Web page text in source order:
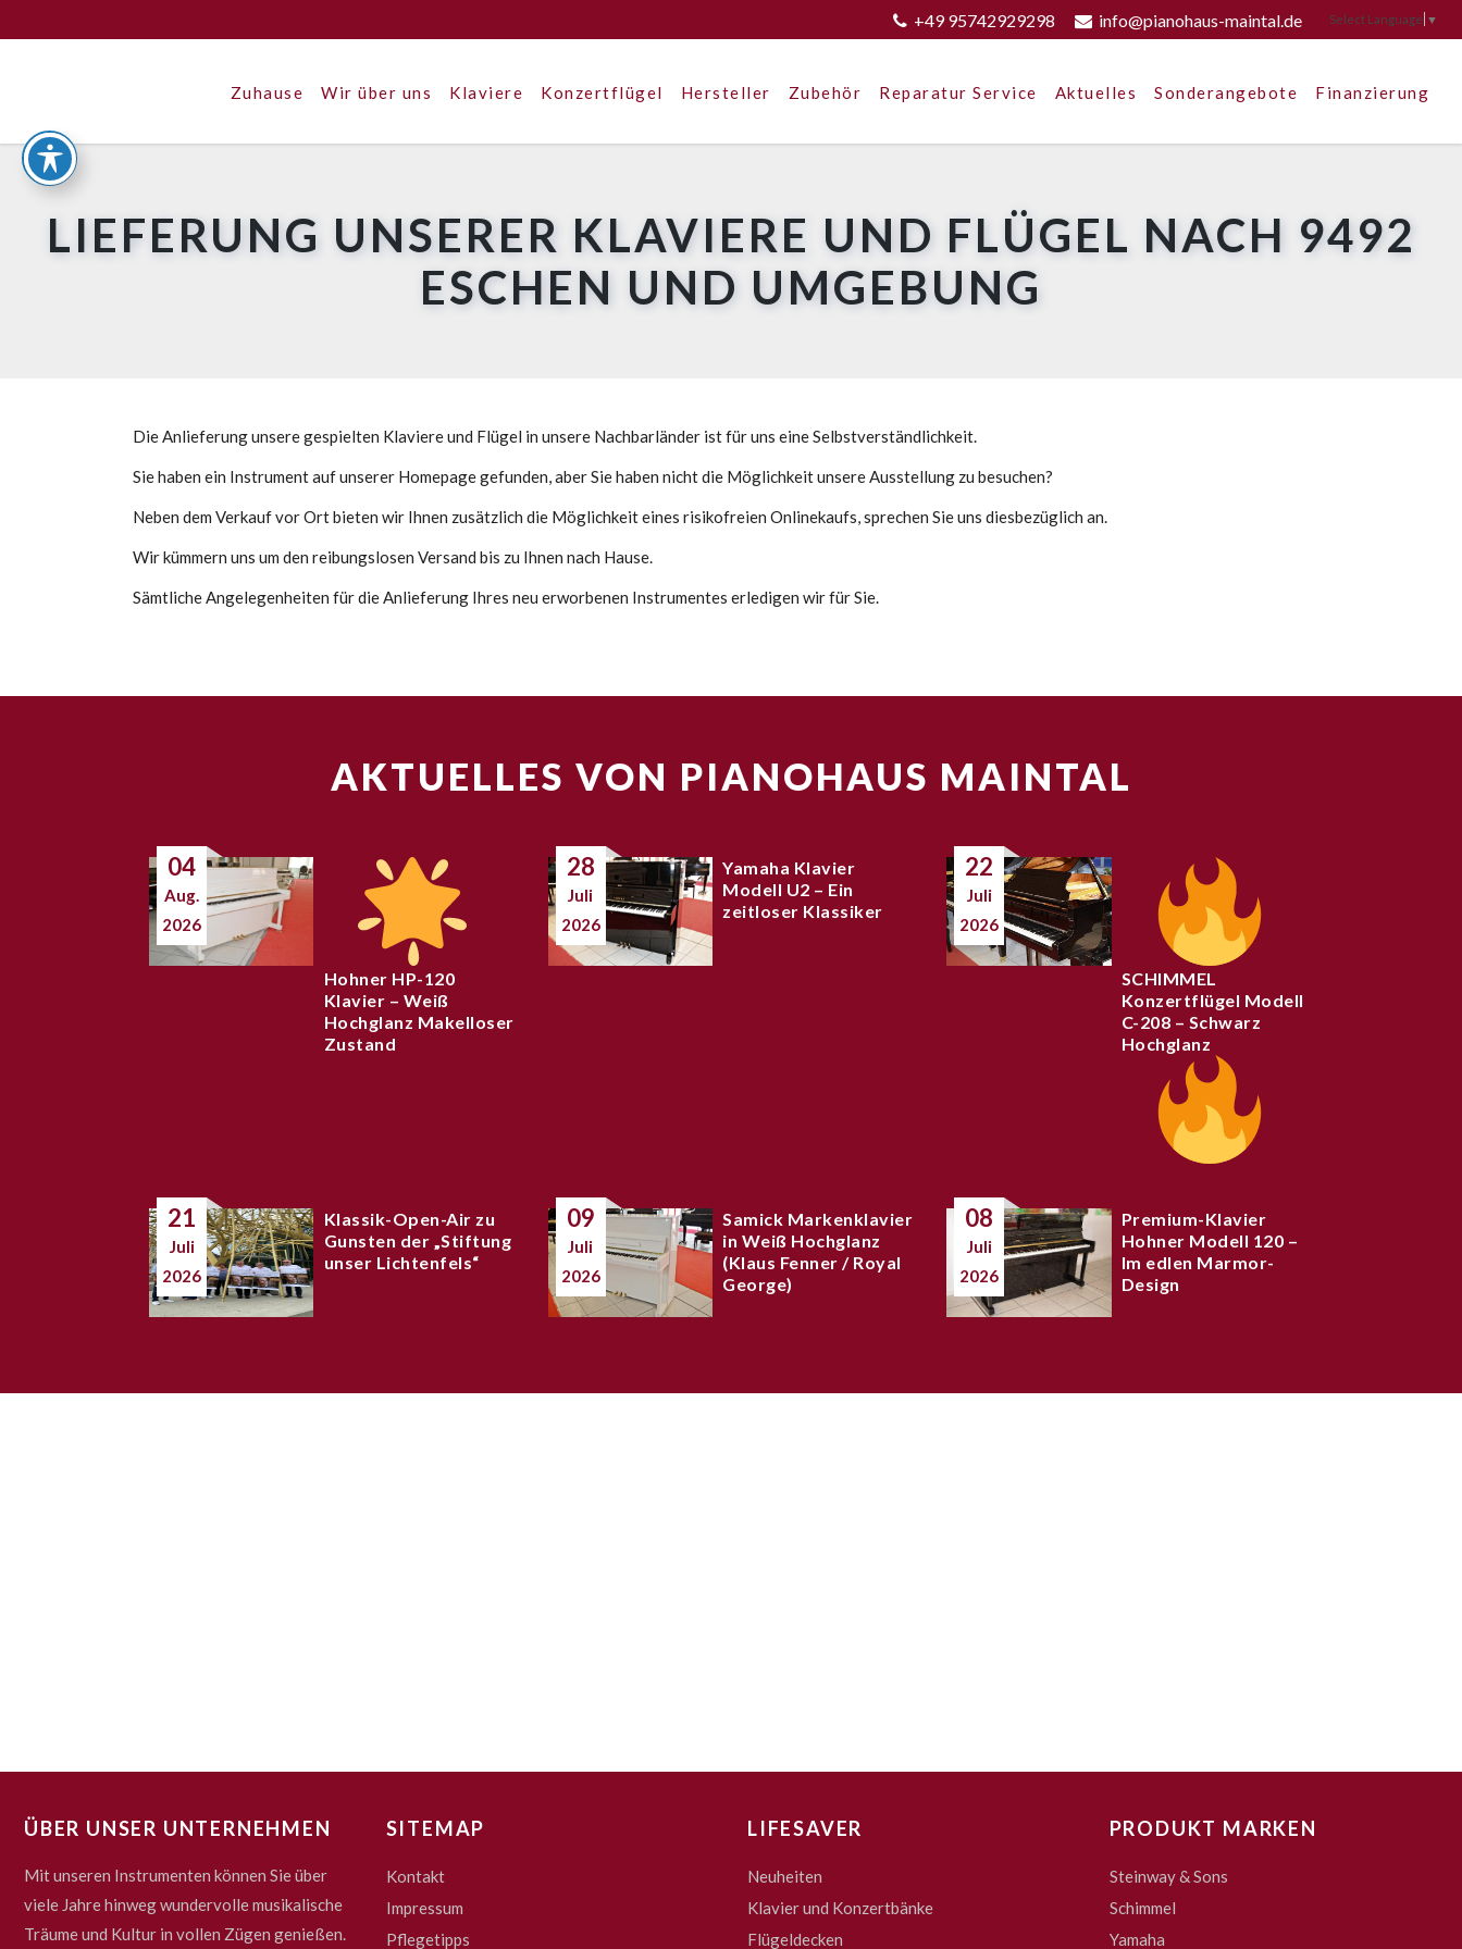
+49 95742929298 info@pianohaus-maintal.de Select Language ▼
Zuhause Wir über uns Klaviere Konzertflügel Hersteller Zubehör Reparatur Service Aktuelles Sonderangebote Finanzierung
LIEFERUNG UNSERER KLAVIERE UND FLÜGEL NACH 9492
ESCHEN UND UMGEBUNG
Die Anlieferung unsere gespielten Klaviere und Flügel in unsere Nachbarländer ist für uns eine Selbstverständlichkeit.
Sie haben ein Instrument auf unserer Homepage gefunden, aber Sie haben nicht die Möglichkeit unsere Ausstellung zu besuchen?
Neben dem Verkauf vor Ort bieten wir Ihnen zusätzlich die Möglichkeit eines risikofreien Onlinekaufs, sprechen Sie uns diesbezüglich an.
Wir kümmern uns um den reibungslosen Versand bis zu Ihnen nach Hause.
Sämtliche Angelegenheiten für die Anlieferung Ihres neu erworbenen Instrumentes erledigen wir für Sie.
AKTUELLES VON PIANOHAUS MAINTAL
04
Aug.
2026
Hohner HP-120
Klavier – Weiß
Hochglanz Makelloser
Zustand
28
Juli
2026
Yamaha Klavier
Modell U2 – Ein
zeitloser Klassiker
22
Juli
2026
SCHIMMEL
Konzertflügel Modell
C-208 – Schwarz
Hochglanz
21
Juli
2026
Klassik-Open-Air zu
Gunsten der „Stiftung
unser Lichtenfels“
09
Juli
2026
Samick Markenklavier
in Weiß Hochglanz
(Klaus Fenner / Royal
George)
08
Juli
2026
Premium-Klavier
Hohner Modell 120 –
Im edlen Marmor-
Design
ÜBER UNSER UNTERNEHMEN
Mit unseren Instrumenten können Sie über
viele Jahre hinweg wundervolle musikalische
Träume und Kultur in vollen Zügen genießen.
SITEMAP
Kontakt
Impressum
Pflegetipps
LIFESAVER
Neuheiten
Klavier und Konzertbänke
Flügeldecken
PRODUKT MARKEN
Steinway & Sons
Schimmel
Yamaha